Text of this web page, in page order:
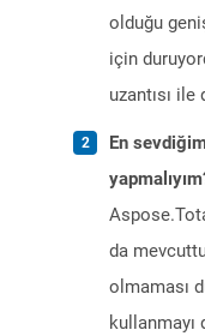
olduğu
için
uzantısı
En
da
olmaması
kullanmayı